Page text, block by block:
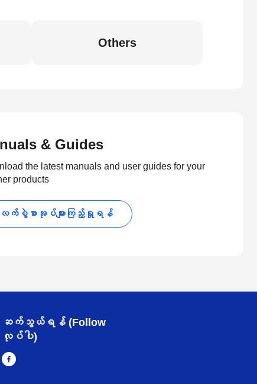
Others
& Guides
the latest manuals and user guides for your
products
လက်စွဲစာအုပ်များကြည့်ရှုရန်
ဆက်သွယ်ရန် (Follow
လုပ်ပါ)